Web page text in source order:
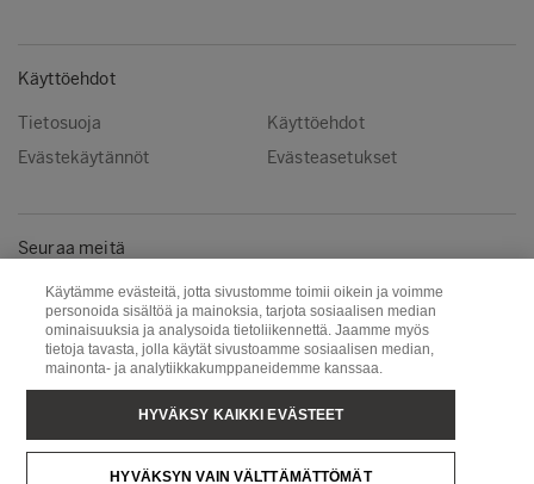
Käyttöehdot
Tietosuoja
Käyttöehdot
Evästekäytännöt
Evästeasetukset
Seuraa meitä
Facebook
Instagram
Linkedin
Youtube
Metsä Fibre
Metsä Forest
Metsä Board
Käytämme evästeitä, jotta sivustomme toimii oikein ja voimme
personoida sisältöä ja mainoksia, tarjota sosiaalisen median
ominaisuuksia ja analysoida tietoliikennettä. Jaamme myös
tietoja tavasta, jolla käytät sivustoamme sosiaalisen median,
mainonta- ja analytiikkakumppaneidemme kanssaa.
HYVÄKSYN VAIN VÄLTTÄMÄTTÖMÄT
HYVÄKSY KAIKKI EVÄSTEET